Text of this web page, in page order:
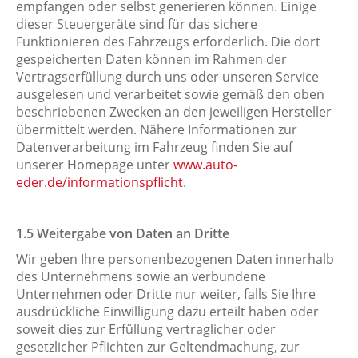
empfangen oder selbst generieren können. Einige
dieser Steuergeräte sind für das sichere
Funktionieren des Fahrzeugs erforderlich. Die dort
gespeicherten Daten können im Rahmen der
Vertragserfüllung durch uns oder unseren Service
ausgelesen und verarbeitet sowie gemäß den oben
beschriebenen Zwecken an den jeweiligen Hersteller
übermittelt werden. Nähere Informationen zur
Datenverarbeitung im Fahrzeug finden Sie auf
unserer Homepage unterwww.auto-
eder.de/informationspflicht.
​​​​​​​1.5 Weitergabe von Daten an Dritte
Wir geben Ihre personenbezogenen Daten innerhalb
des Unternehmens sowie an verbundene
Unternehmen oder Dritte nur weiter, falls Sie Ihre
ausdrückliche Einwilligung dazu erteilt haben oder
soweit dies zur Erfüllung vertraglicher oder
gesetzlicher Pflichten zur Geltendmachung, zur